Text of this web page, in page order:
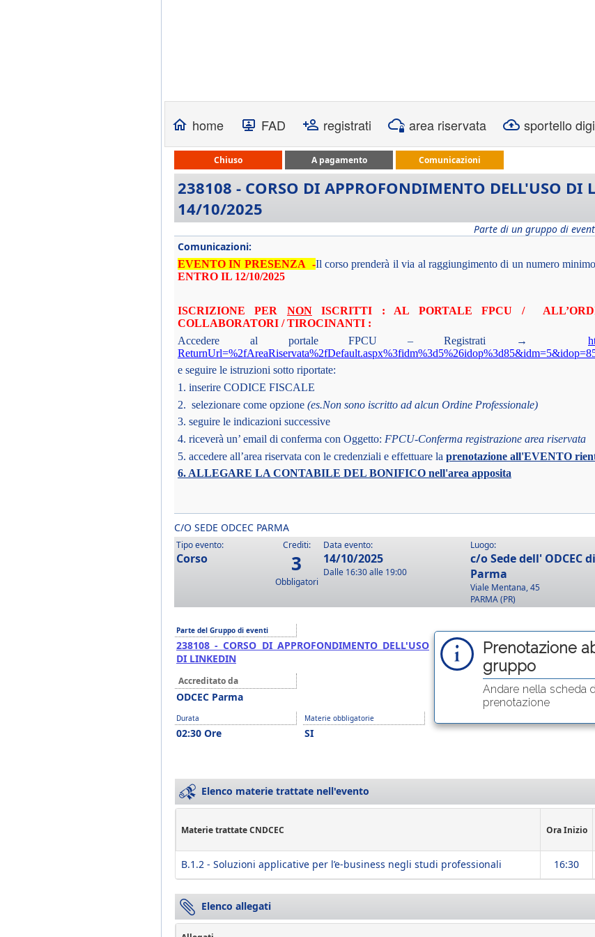
home FAD registrati area riservata sportello
Chiuso A pagamento Comunicazioni
238108 - CORSO DI APPROFONDIMENTO DELL'USO DI
14/10/2025
Parte di un gruppo di
Comunicazioni:
EVENTO IN PRESENZA -Il corso prenderà il via al raggiungimento di un numero
ENTRO IL 12/10/2025
ISCRIZIONE PER NONISCRITTI : AL PORTALE FPCU /
COLLABORATORI / TIROCINANTI :
Accedere al portale FPCU – Registrati →
e seguire le istruzioni sotto riportate:
1. inserire CODICE FISCALE
2. selezionare come opzione (es.Non sono iscritto ad alcun Ordine Professionale)
3. seguire le indicazioni successive
4. riceverà un’ email di conferma con Oggetto: FPCU-Conferma registrazione area riservata
5. accedere all’area riservata con le credenziali e effettuare la prenotazione all'EVENTO
6. ALLEGARE LA CONTABILE DEL BONIFICO nell'area apposita
C/O SEDE ODCEC PARMA
Tipo evento:
Corso
Crediti:
3
Obbligatori
Data evento:
14/10/2025
Dalle 16:30 alle 19:00
Luogo:
c/o Sede dell' ODCEC di
Parma
Viale Mentana, 45
PARMA (PR)
Parte del Gruppo di eventi
238108 - CORSO DI APPROFONDIMENTO DELL'USO
DI LINKEDIN
Accreditato da
ODCEC Parma
Durata
02:30 Ore
Materie obbligatorie
SI
Prenotazione
gruppo
Andare nella scheda
prenotazione
Elenco materie trattate nell'evento
Materie trattate CNDCEC Ora Inizio
B.1.2 - Soluzioni applicative per l’e-business negli studi professionali 16:30
Elenco allegati